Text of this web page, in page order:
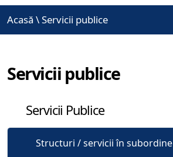
Acasă \Servicii publice
Servicii publice
Servicii Publice
Structuri / servicii în subordine